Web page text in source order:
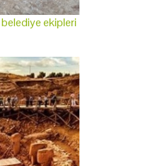
belediye ekipleri